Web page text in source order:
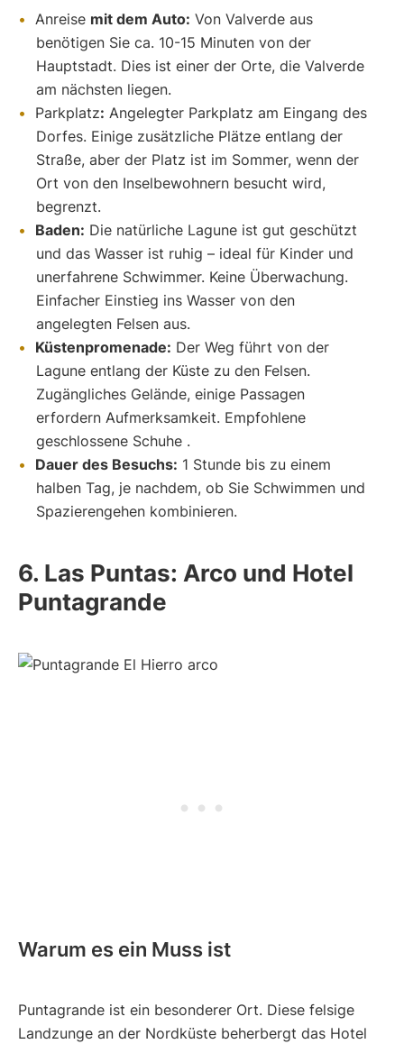
Anreise mit dem Auto: Von Valverde aus
benötigen Sie ca. 10-15 Minuten von der
Hauptstadt. Dies ist einer der Orte, die Valverde
am nächsten liegen.
Parkplatz: Angelegter Parkplatz am Eingang des
Dorfes. Einige zusätzliche Plätze entlang der
Straße, aber der Platz ist im Sommer, wenn der
Ort von den Inselbewohnern besucht wird,
begrenzt.
Baden: Die natürliche Lagune ist gut geschützt
und das Wasser ist ruhig – ideal für Kinder und
unerfahrene Schwimmer. Keine Überwachung.
Einfacher Einstieg ins Wasser von den
angelegten Felsen aus.
Küstenpromenade: Der Weg führt von der
Lagune entlang der Küste zu den Felsen.
Zugängliches Gelände, einige Passagen
erfordern Aufmerksamkeit. Empfohlene
geschlossene Schuhe .
Dauer des Besuchs: 1 Stunde bis zu einem
halben Tag, je nachdem, ob Sie Schwimmen und
Spazierengehen kombinieren.
6. Las Puntas: Arco und Hotel
Puntagrande
Warum es ein Muss ist
Puntagrande ist ein besonderer Ort. Diese felsige
Landzunge an der Nordküste beherbergt das Hotel